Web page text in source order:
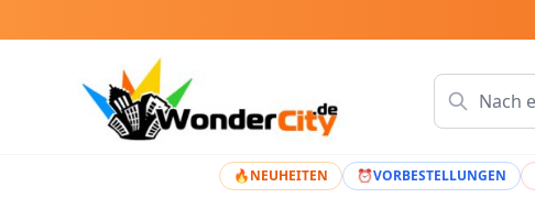
🔥NEUHEITEN ⏰VORBESTELLUNGEN